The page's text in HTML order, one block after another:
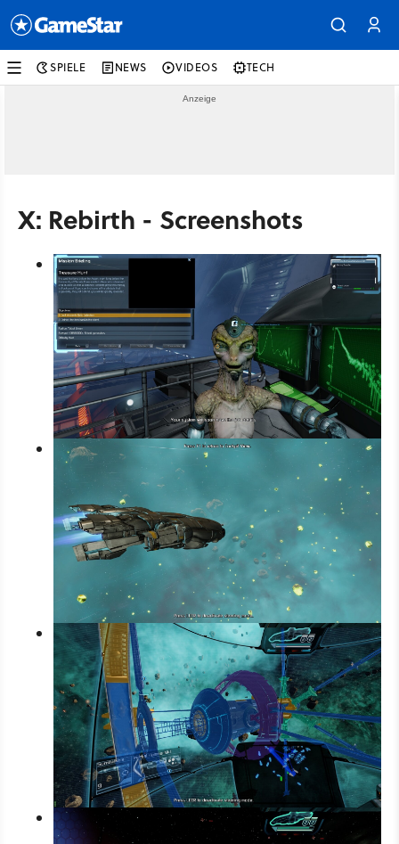
SPIELE NEWS VIDEOS TECH
X: Rebirth - Screenshots